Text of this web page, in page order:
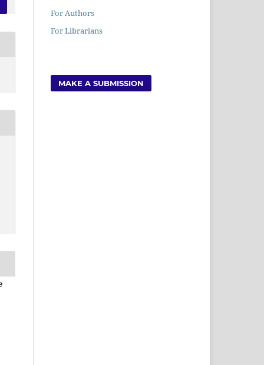
For Authors
For Librarians
MAKE A SUBMISSION